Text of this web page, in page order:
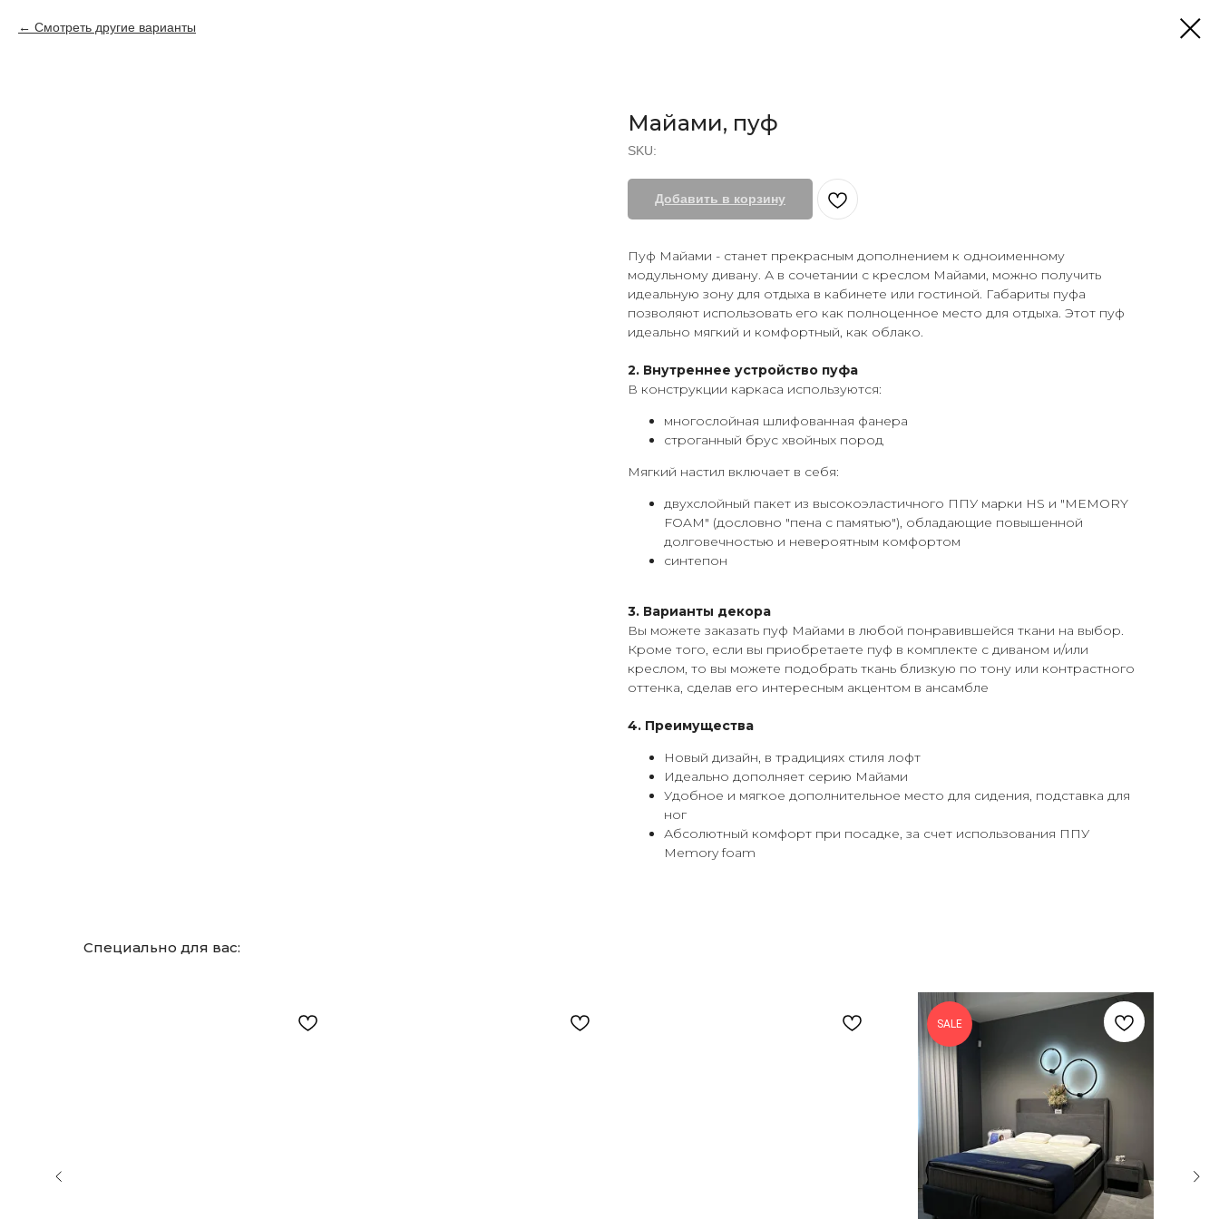
Смотреть другие варианты
Майами, пуф
SKU:
Добавить в корзину
Пуф Майами - станет прекрасным дополнением к одноименному
модульному дивану. А в сочетании с креслом Майами, можно получить
идеальную зону для отдыха в кабинете или гостиной. Габариты пуфа
позволяют использовать его как полноценное место для отдыха. Этот пуф
идеально мягкий и комфортный, как облако.
2. Внутреннее устройство пуфа
В конструкции каркаса используются:
многослойная шлифованная фанера
строганный брус хвойных пород
Мягкий настил включает в себя:
двухслойный пакет из высокоэластичного ППУ марки HS и "MEMORY
FOAM" (дословно "пена с памятью"), обладающие повышенной
долговечностью и невероятным комфортом
синтепон
3. Варианты декора
Вы можете заказать пуф Майами в любой понравившейся ткани на выбор.
Кроме того, если вы приобретаете пуф в комплекте с диваном и/или
креслом, то вы можете подобрать ткань близкую по тону или контрастного
оттенка, сделав его интересным акцентом в ансамбле
4. Преимущества
Новый дизайн, в традициях стиля лофт
Идеально дополняет серию Майами
Удобное и мягкое дополнительное место для сидения, подставка для
ног
Абсолютный комфорт при посадке, за счет использования ППУ
Memory foam
Специально для вас:
SALE